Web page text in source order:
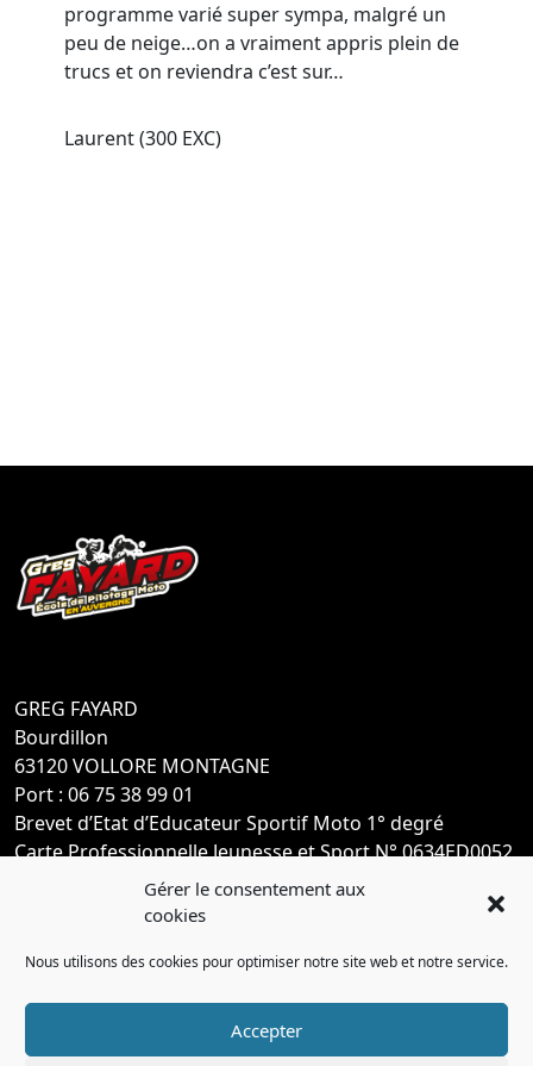
Gérer le consentement aux
cookies
Nous utilisons des cookies pour optimiser notre site web et notre service.
Accepter
programme varié super sympa, malgré un
peu de neige…on a vraiment appris plein de
trucs et on reviendra c’est sur…
Laurent (300 EXC)
GREG FAYARD
Bourdillon
63120 VOLLORE MONTAGNE
Port : 06 75 38 99 01
Brevet d’Etat d’Educateur Sportif Moto 1° degré
Carte Professionnelle Jeunesse et Sport N° 0634ED0052